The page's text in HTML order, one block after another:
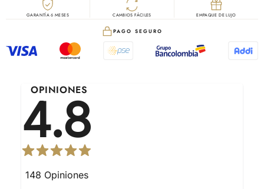
GARANTÍA 6 MESES CAMBIOS FÁCILES EMPAQUE DE LUJO
PAGO SEGURO
OPINIONES
4.8
148 Opiniones